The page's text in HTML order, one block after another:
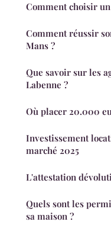
Comment choisir
Comment réussir
Mans ?
Que savoir sur les
Labenne ?
Où placer 20.000
Investissement
marché 2025
L'attestation
Quels sont les
sa maison ?